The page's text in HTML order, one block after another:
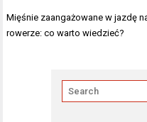
Nawigacja
wpisu
Mięśnie zaangażowane w jazdę
rowerze: co warto wiedzieć?